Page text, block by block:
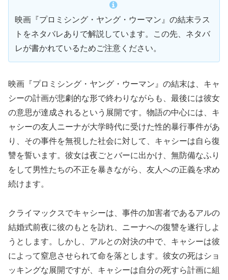
映画『プロミシング・ヤング・ウーマン』の結末ラス
トをネタバレありで解説しています。この先、ネタバ
レが書かれているためご注意ください。
映画『プロミシング・ヤング・ウーマン』の結末は、キャ
シーの計画が悲劇的な形で終わりながらも、最後には彼女
の意思が達成されるという展開です。物語の中心には、キ
ャシーの友人ニーナが大学時代に受けた性的暴行事件があ
り、その事件を無視した社会に対して、キャシーは自ら復
讐を誓います。彼女は夜ごとバーに出かけ、無防備なふり
をして男性たちの不正を暴きながら、友人への正義を求め
続けます。
クライマックスでキャシーは、事件の加害者であるアルの
結婚式前夜に彼のもとを訪れ、ニーナへの復讐を遂行しよ
うとします。しかし、アルとの対決の中で、キャシーは彼
によって窒息させられて命を落とします。彼女の死はショ
ッキングな展開ですが、キャシーは自分の死すら計画に組